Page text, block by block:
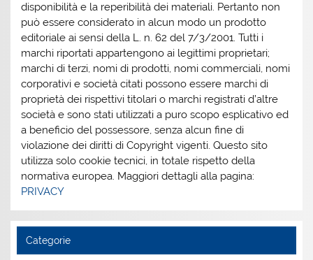
disponibilità e la reperibilità dei materiali. Pertanto non
può essere considerato in alcun modo un prodotto
editoriale ai sensi della L. n. 62 del 7/3/2001. Tutti i
marchi riportati appartengono ai legittimi proprietari;
marchi di terzi, nomi di prodotti, nomi commerciali, nomi
corporativi e società citati possono essere marchi di
proprietà dei rispettivi titolari o marchi registrati d’altre
società e sono stati utilizzati a puro scopo esplicativo ed
a beneficio del possessore, senza alcun fine di
violazione dei diritti di Copyright vigenti. Questo sito
utilizza solo cookie tecnici, in totale rispetto della
normativa europea. Maggiori dettagli alla pagina:
PRIVACY
Categorie